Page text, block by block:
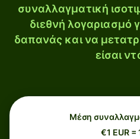
συναλλαγματική
διεθνή λογαριασμό
δαπανάς και να
είσαι
Μέση
€1 EUR =